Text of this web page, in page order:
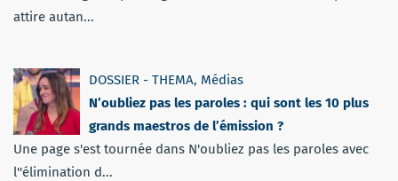
attire autan...
DOSSIER - THEMA, Médias
N’oubliez pas les paroles : qui sont les 10 plus
grands maestros de l’émission ?
Une page s'est tournée dans N'oubliez pas les paroles avec
l''élimination d...